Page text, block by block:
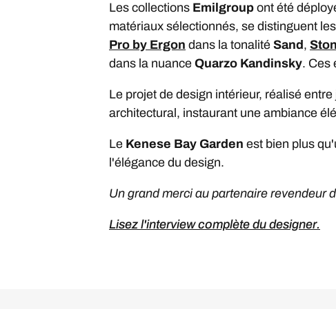
Les collections Emilgroup ont été
matériaux sélectionnés, se distinguent
Pro by Ergon dans la tonalité Sand ,
dans la nuance Quarzo Kandinsky. Ces
Le projet de design intérieur, réalisé
architectural, instaurant une ambiance
Le Kenese Bay Garden est bien plus
l'élégance du design.
Un grand merci au partenaire revendeur
Lisez l'interview complète du designer.